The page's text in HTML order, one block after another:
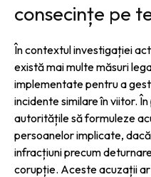
consecințe pe
În contextul investigației
există mai multe măsuri
implementate pentru a
incidente similare în viitor.
autoritățile să formuleze
persoanelor implicate,
infracțiuni precum
corupție. Aceste acuzații